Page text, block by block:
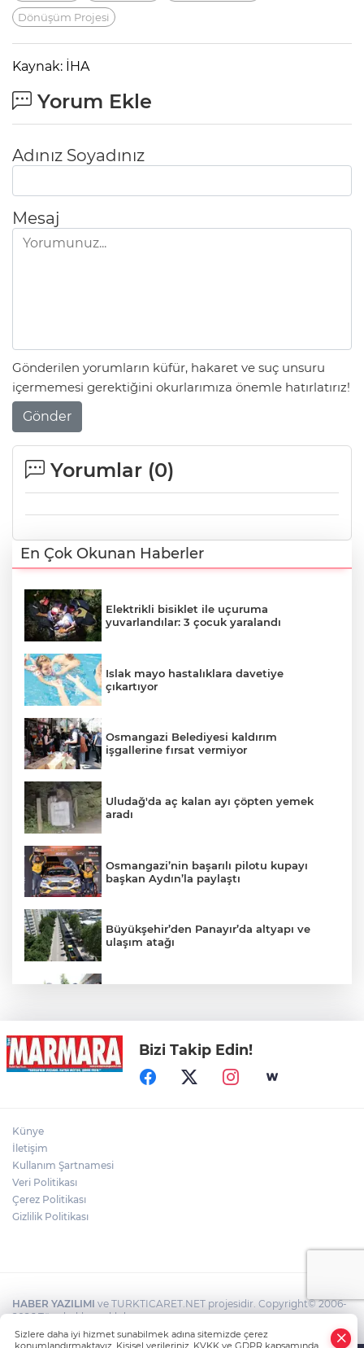
Dönüşüm Projesi
Kaynak: İHA
Yorum Ekle
Adınız Soyadınız
Mesaj
Gönderilen yorumların küfür, hakaret ve suç unsuru
içermemesi gerektiğini okurlarımıza önemle hatırlatırız!
Gönder
Yorumlar (0)
En Çok Okunan Haberler
Elektrikli bisiklet ile uçuruma
yuvarlandılar: 3 çocuk yaralandı
Islak mayo hastalıklara davetiye
çıkartıyor
Osmangazi Belediyesi kaldırım
işgallerine fırsat vermiyor
Uludağ'da aç kalan ayı çöpten yemek
aradı
Osmangazi’nin başarılı pilotu kupayı
başkan Aydın’la paylaştı
Büyükşehir’den Panayır’da altyapı ve
ulaşım atağı
Kepçe Alevlere Teslim Oldu
Bizi Takip Edin!
Künye
İletişim
Kullanım Şartnamesi
Veri Politikası
Çerez Politikası
Gizlilik Politikası
HABER YAZILIMI ve TURKTICARET.NET projesidir. Copyright© 2006-
2026 Tüm hakları saklıdır.
Sizlere daha iyi hizmet sunabilmek adına sitemizde çerez
konumlandırmaktayız. Kişisel verileriniz, KVKK ve GDPR kapsamında